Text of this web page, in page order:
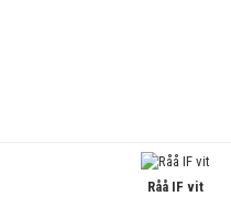
Råå IF vit